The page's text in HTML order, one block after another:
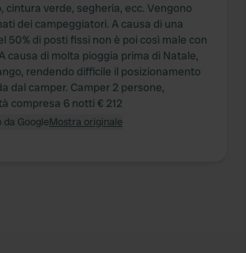
cintura verde, segheria, ecc. Vengono
dei campeggiatori. A causa di una
50% di posti fissi non è poi così male con
causa di molta pioggia prima di Natale,
rendendo difficile il posizionamento
dal camper. Camper 2 persone,
compresa 6 notti € 212
GoogleMostra originale